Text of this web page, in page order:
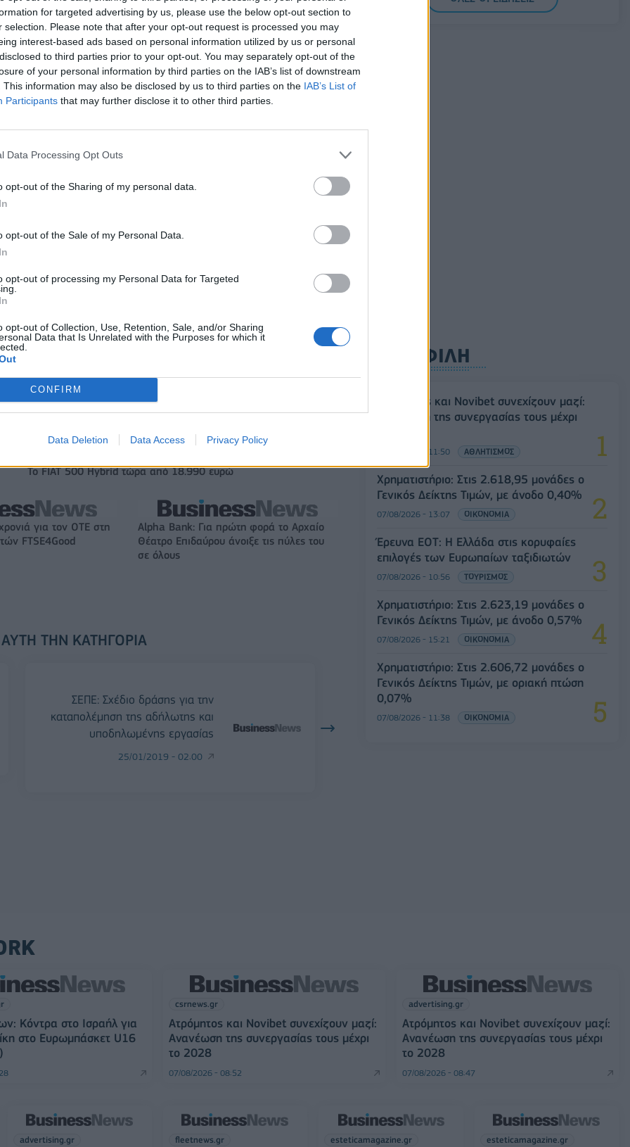
for targeted advertising by us, please use the below opt-out section to
selection. Please note that after your opt-out request is processed you may
interest-based ads based on personal information utilized by us or personal
to third parties prior to your opt-out. You may separately opt-out of the
of your personal information by third parties on the IAB’s list of downstream
This information may also be disclosed by us to third parties on the IAB’s List of
Participants that may further disclose it to other third parties.
Data Processing Opt Outs
opt-out of the Sharing of my personal data.
opt-out of the Sale of my Personal Data.
opt-out of processing my Personal Data for Targeted
opt-out of Collection, Use, Retention, Sale, and/or Sharing
Data that Is Unrelated with the Purposes for which it
CONFIRM
Data Deletion Data Access Privacy Policy
Εθνική Κορασίδων: Απέναντι στη Δανία για το 2/2 στο
Ευρωμπάσκετ (live stream)
98,7 εκατ. ευρώ
57% - Τα νέα
Deloitte Ελλάδος: Χρηματοοικονομικός
σύμβουλος της ΔΕΗ για την είσοδο στην
IAB Hellas: Νέα Διοικούσα Επιτροπή και νέο Διοικητικό Συμβούλιο
- Πρόεδρος ο Γαληνός Γιαγλής
η ευρωπαϊκή
Νέο Audi A2 e-tron με στόχο την κορυφή
εκατ. ευρώ σε 843
Ξεκίνησε το πενταετές
του Τύπου
στα 550 εκατ. ευρώ – Καθαρά κέρδη 313
εκατ. ευρώ
Το FIAT 500 Hybrid τώρα από 18.990 ευρώ
για τον ΟΤΕ στη
FTSE4Good
Alpha Bank: Για πρώτη φορά το Αρχαίο
Θέατρο Επιδαύρου άνοιξε τις πύλες του
σε όλους
ΤΗΝ ΚΑΤΗΓΟΡΊΑ
ΣΕΠΕ: Σχέδιο δράσης για την
καταπολέμηση της αδήλωτης και
υποδηλωμένης εργασίας
25/01/2019 - 02:00
ΔΗΜΟΦΙΛΗ
Ατρόμητος και Novibet συνεχίζουν μαζί:
Ανανέωση της συνεργασίας τους μέχρι
07/08/2026 - 11:50 ΑΘΛΗΤΙΣΜΟΣ
Χρηματιστήριο: Στις 2.618,95 μονάδες ο
Γενικός Δείκτης Τιμών, με άνοδο 0,40%
07/08/2026 - 13:07 ΟΙΚΟΝΟΜΙΑ
Έρευνα ΕΟΤ: Η Ελλάδα στις κορυφαίες
επιλογές των Ευρωπαίων ταξιδιωτών
07/08/2026 - 10:56 ΤΟΥΡΙΣΜΟΣ
Χρηματιστήριο: Στις 2.623,19 μονάδες ο
Γενικός Δείκτης Τιμών, με άνοδο 0,57%
07/08/2026 - 15:21 ΟΙΚΟΝΟΜΙΑ
Χρηματιστήριο: Στις 2.606,72 μονάδες ο
Γενικός Δείκτης Τιμών, με οριακή πτώση
0,07%
07/08/2026 - 11:38 ΟΙΚΟΝΟΜΙΑ
Κόντρα στο Ισραήλ για
στο Ευρωμπάσκετ U16
csrnews.gr
Ατρόμητος και Novibet συνεχίζουν μαζί:
Ανανέωση της συνεργασίας τους μέχρι
το 2028
07/08/2026 - 08:52
advertising.gr
Ατρόμητος και Novibet συνεχίζουν μαζί:
Ανανέωση της συνεργασίας τους μέχρι
το 2028
07/08/2026 - 08:47
advertising.gr fleetnews.gr esteticamagazine.gr esteticamagazine.gr